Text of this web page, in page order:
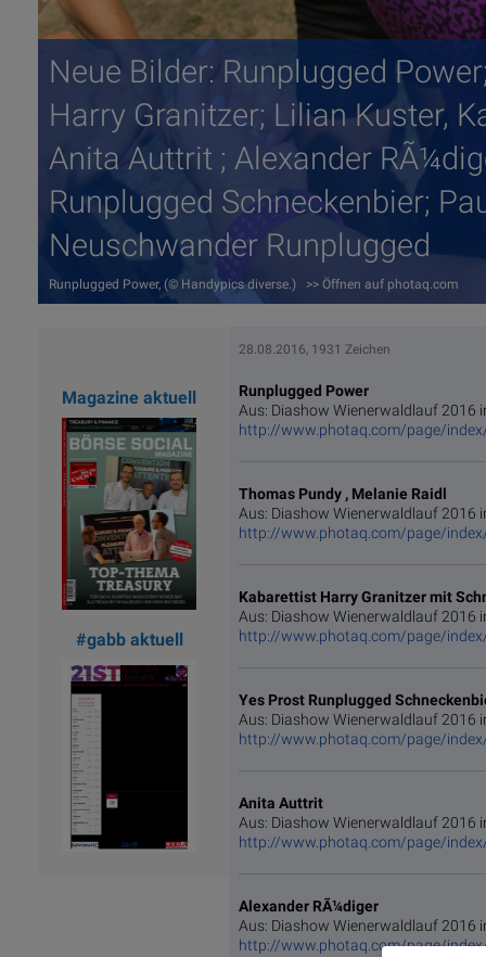
Neue Bilder: Runplugged
Harry Granitzer; Lilian Kuster,
Anita Auttrit ; Alexander
Runplugged Schneckenbier;
Neuschwander Runplugged
Runplugged Power, (© Handypics diverse.) >> Öffnen auf photaq.com
Magazine aktuell
#gabb aktuell
28.08.2016, 1931 Zeichen
Runplugged Power
Aus: Diashow Wienerwaldlauf 2016
http://www.photaq.com/page/
Thomas Pundy , Melanie Raidl
Aus: Diashow Wienerwaldlauf 2016
http://www.photaq.com/page/
Kabarettist Harry Granitzer mit
Aus: Diashow Wienerwaldlauf 2016
http://www.photaq.com/page/
Yes Prost Runplugged
Aus: Diashow Wienerwaldlauf 2016
http://www.photaq.com/page/
Anita Auttrit
Aus: Diashow Wienerwaldlauf 2016
http://www.photaq.com/page/
Alexander RÃ¼diger
Aus: Diashow Wienerwaldlauf 2016
http://www.photaq.com/page/